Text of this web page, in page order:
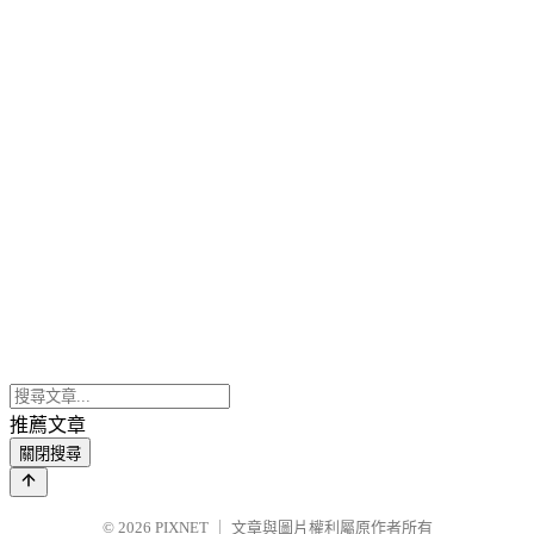
推薦文章
關閉搜尋
© 2026 PIXNET 文章與圖片權利屬原作者所有